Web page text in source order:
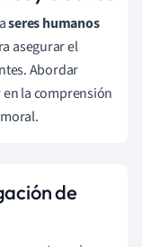
seres humanos
asegurar el
Abordar
la comprensión
de